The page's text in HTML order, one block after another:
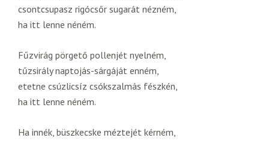
csontcsupasz rigócsőr sugarát nézném,
ha itt lenne néném.
Fűzvirág pörgető pollenjét nyelném,
tűzsirály naptojás-sárgáját enném,
etetne csúzlicsíz csókszalmás fészkén,
ha itt lenne néném.
Ha innék, büszkecske méztejét kérném,